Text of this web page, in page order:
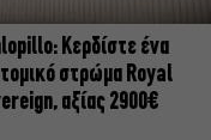
Κερδίστε ένα
στρώμα Royal
αξίας 2900€